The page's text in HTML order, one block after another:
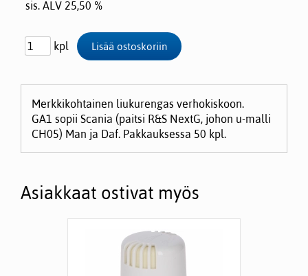
sis. ALV 25,50 %
kpl
Merkkikohtainen liukurengas verhokiskoon.
GA1 sopii Scania (paitsi R&S NextG, johon u-malli
CH05) Man ja Daf. Pakkauksessa 50 kpl.
Asiakkaat ostivat myös